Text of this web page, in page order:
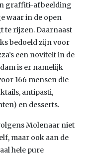
graffiti-afbeelding
waar in de open
te rijzen. Daarnaast
bedoeld zijn voor
een noviteit in de
is er namelijk
166 mensen die
antipasti,
en desserts.
Molenaar niet
maar ook aan de
hele pure